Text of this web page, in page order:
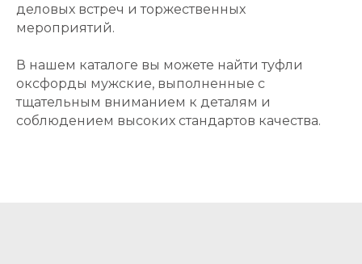
деловых встреч и торжественных
мероприятий.
В нашем каталоге вы можете найти туфли
оксфорды мужские, выполненные с
тщательным вниманием к деталям и
соблюдением высоких стандартов качества.